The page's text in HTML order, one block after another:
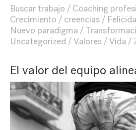
Buscar trabajo
Coaching
Crecimiento
creencias
Nuevo paradigma
Uncategorized
Valores Vida
El valor del equipo